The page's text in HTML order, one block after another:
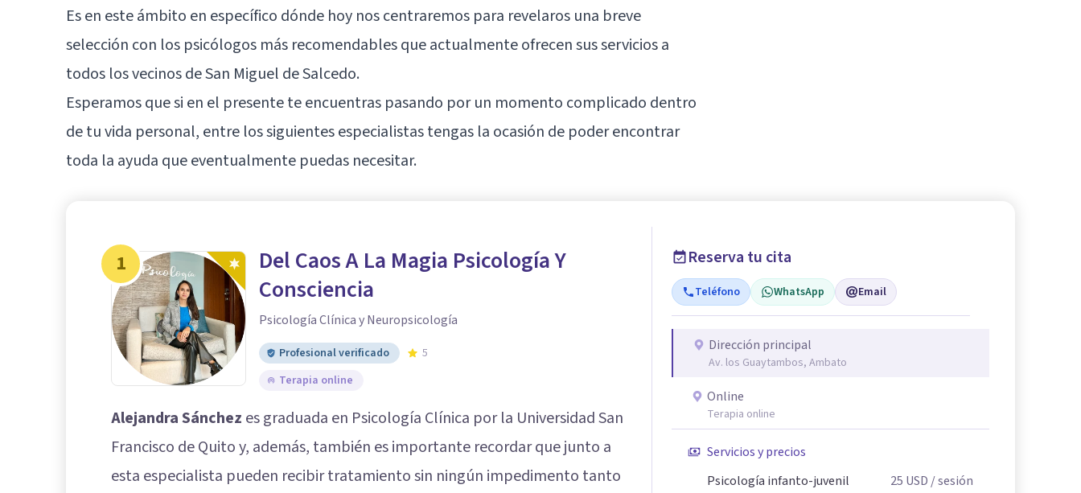
Es en este ámbito en específico dónde hoy nos centraremos para revelaros una breve
selección con los psicólogos más recomendables que actualmente ofrecen sus servicios a
todos los vecinos de San Miguel de Salcedo.
Esperamos que si en el presente te encuentras pasando por un momento complicado dentro
de tu vida personal, entre los siguientes especialistas tengas la ocasión de poder encontrar
toda la ayuda que eventualmente puedas necesitar.
1
Del Caos A La Magia Psicología Y
Consciencia
Psicología Clínica y Neuropsicología
Profesional verificado
5
Terapia online
Alejandra Sánchez es graduada en Psicología Clínica por la Universidad San
Francisco de Quito y, además, también es importante recordar que junto a
esta especialista pueden recibir tratamiento sin ningún impedimento tanto
Reserva tu cita
Teléfono WhatsApp Email
Dirección principal
Av. los Guaytambos, Ambato
Online
Terapia online
Servicios y precios
Psicología infanto-juvenil
25 USD/ sesión